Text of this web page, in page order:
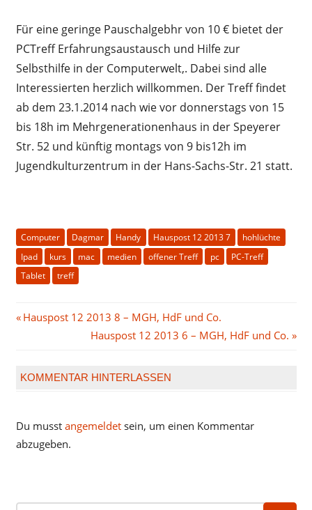
Für eine geringe Pauschalgebhr von 10 € bietet der
PCTreff Erfahrungsaustausch und Hilfe zur
Selbsthilfe in der Computerwelt,. Dabei sind alle
Interessierten herzlich willkommen. Der Treff findet
ab dem 23.1.2014 nach wie vor donnerstags von 15
bis 18h im Mehrgenerationenhaus in der Speyerer
Str. 52 und künftig montags von 9 bis12h im
Jugendkulturzentrum in der Hans-Sachs-Str. 21 statt.
Computer Dagmar Handy Hauspost 12 2013 7
hohlüchte
Ipad
kurs mac medien offener Treff pc
PC-Treff
Tablet
treff
Beitragsnavigation
Vorheriger
Hauspost 12 2013 8 – MGH, HdF und Co.
Nächster
Hauspost 12 2013 6 – MGH, HdF und Co.
KOMMENTAR HINTERLASSEN
Du musst angemeldetsein, um einen Kommentar
abzugeben.